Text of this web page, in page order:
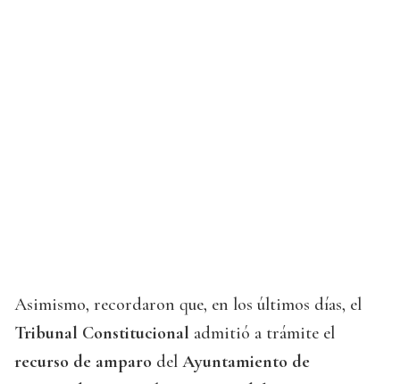
Asimismo, recordaron que, en los últimos días, el
Tribunal Constitucional admitió a trámite el
recurso de amparo del Ayuntamiento de